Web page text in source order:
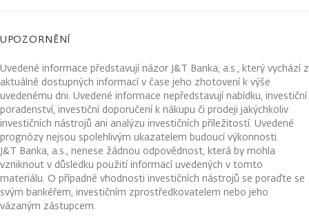
UPOZORNĚNÍ
Uvedené informace představují názor J&T Banka, a.s., který vychází z
aktuálně dostupných informací v čase jeho zhotovení k výše
uvedenému dni. Uvedené informace nepředstavují nabídku, investiční
poradenství, investiční doporučení k nákupu či prodeji jakýchkoliv
investičních nástrojů ani analýzu investičních příležitostí. Uvedené
prognózy nejsou spolehlivým ukazatelem budoucí výkonnosti.
J&T Banka, a.s., nenese žádnou odpovědnost, která by mohla
vzniknout v důsledku použití informací uvedených v tomto
materiálu. O případné vhodnosti investičních nástrojů se poraďte se
svým bankéřem, investičním zprostředkovatelem nebo jeho
vázaným zástupcem.